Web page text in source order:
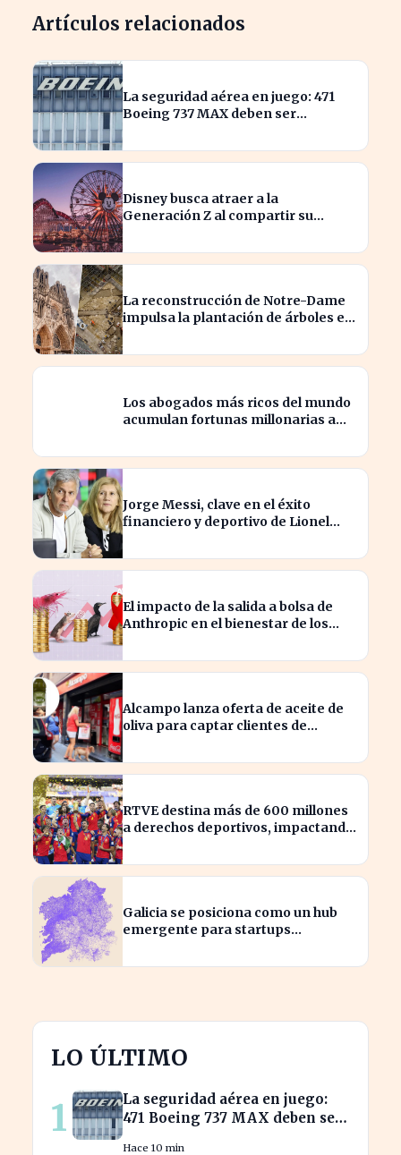
Artículos relacionados
La seguridad aérea en juego: 471
Boeing 737 MAX deben ser
Disney busca atraer a la
Generación Z al compartir su
La reconstrucción de Notre-Dame
impulsa la plantación de árboles en
Los abogados más ricos del mundo
acumulan fortunas millonarias a
Jorge Messi, clave en el éxito
financiero y deportivo de Lionel
El impacto de la salida a bolsa de
Anthropic en el bienestar de los
Alcampo lanza oferta de aceite de
oliva para captar clientes de
RTVE destina más de 600 millones
a derechos deportivos, impactando
Galicia se posiciona como un hub
emergente para startups
LO ÚLTIMO
1
La seguridad aérea en juego:
471 Boeing 737 MAX deben ser
Hace 10 min